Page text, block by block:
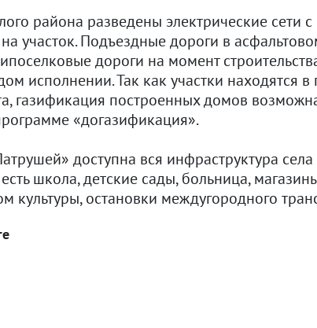
района разведены электрические сети с
участок. Подъездные дороги в
дороги на момент
исполнении. Так как участки находятся в
газификация построенных домов
«догазификация».
доступна вся инфраструктура
школа, детские сады, больница,
культуры, остановки междугородного